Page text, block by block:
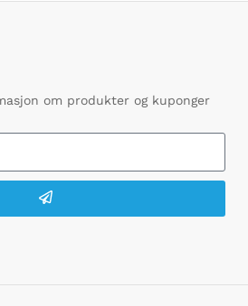
om produkter og kuponger